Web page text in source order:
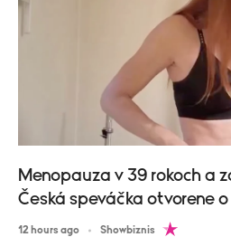
Menopauza v 39 rokoch a
Česká speváčka otvorene
12 hours ago Showbiznis